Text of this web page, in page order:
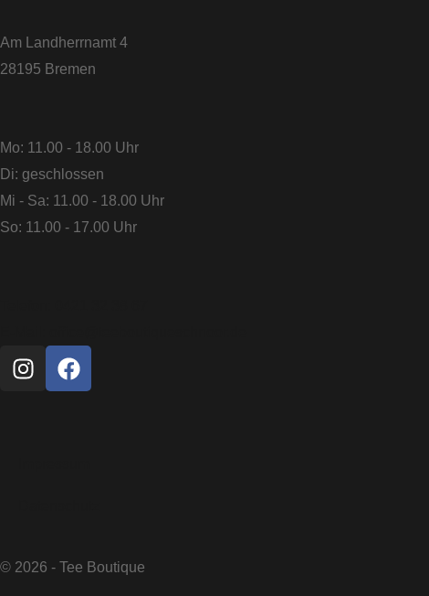
Am Landherrnamt 4
28195 Bremen
Mo: 11.00 - 18.00 Uhr
Di: geschlossen
Mi - Sa: 11.00 - 18.00 Uhr
So: 11.00 - 17.00 Uhr
I
n
F
a
© 2026 - Tee Boutique